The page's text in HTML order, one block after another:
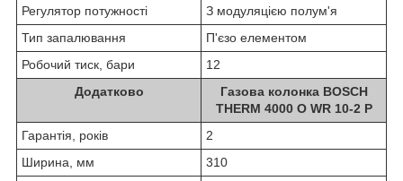
Регулятор потужності
З модуляцією полум'я
Тип запалювання
П'єзо елементом
Робочий тиск, бари
12
Додатково
Газова колонка BOSCH
THERM 4000 O WR 10-2 P
Гарантія, років
2
Ширина, мм
310